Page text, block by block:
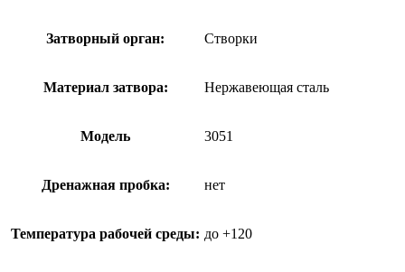
Затворный орган: Створки
Материал затвора: Нержавеющая сталь
Модель 3051
Дренажная пробка: нет
Температура рабочей среды: до +120